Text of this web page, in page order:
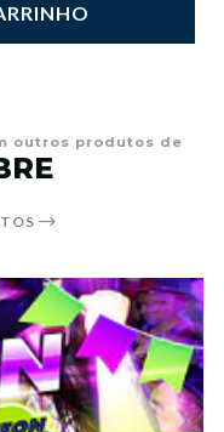
outros produtos de